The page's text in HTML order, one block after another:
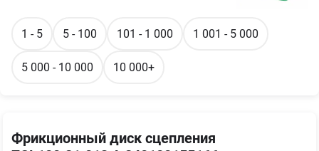
Фрикционный диск сцепления
1 - 5 5 - 100 101 - 1 000 1 001 - 5 000
5 000 - 10 000 10 000+